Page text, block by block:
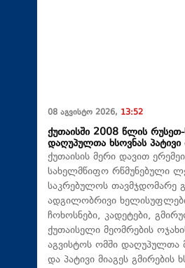
08 აგვისტო 2026, 13:52
ქუთაისში 2008 წლის
დაღუპულთა ხსოვნას პატივი
ქუთაისის მერი დავით
სახელმწიფო რწმუნებული
საკრებულოს თავმჯდომარე
ადგილობრივი
ჩოხოსნები, კადეტები,
ქუთაისელი მეომრების
აგვისტოს ომში დაღუპულთა
და პატივი მიაგეს გმირების